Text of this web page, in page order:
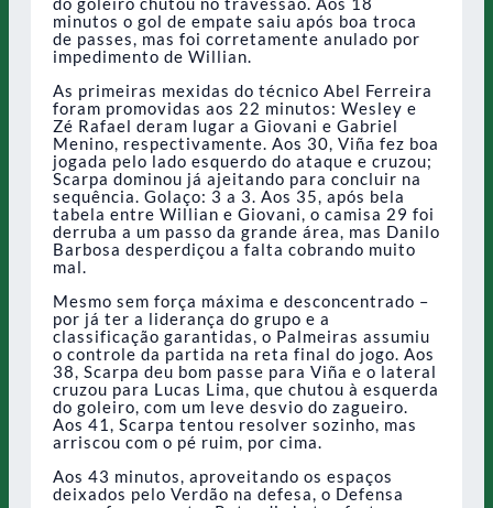
minutos o gol de empate saiu após boa troca
de passes, mas foi corretamente anulado por
impedimento de Willian.
As primeiras mexidas do técnico Abel Ferreira
foram promovidas aos 22 minutos: Wesley e
Zé Rafael deram lugar a Giovani e Gabriel
Menino, respectivamente. Aos 30, Viña fez boa
jogada pelo lado esquerdo do ataque e cruzou;
Scarpa dominou já ajeitando para concluir na
sequência. Golaço: 3 a 3. Aos 35, após bela
tabela entre Willian e Giovani, o camisa 29 foi
derruba a um passo da grande área, mas Danilo
Barbosa desperdiçou a falta cobrando muito
mal.
Mesmo sem força máxima e desconcentrado –
por já ter a liderança do grupo e a
classificação garantidas, o Palmeiras assumiu
o controle da partida na reta final do jogo. Aos
38, Scarpa deu bom passe para Viña e o lateral
cruzou para Lucas Lima, que chutou à esquerda
do goleiro, com um leve desvio do zagueiro.
Aos 41, Scarpa tentou resolver sozinho, mas
arriscou com o pé ruim, por cima.
Aos 43 minutos, aproveitando os espaços
deixados pelo Verdão na defesa, o Defensa